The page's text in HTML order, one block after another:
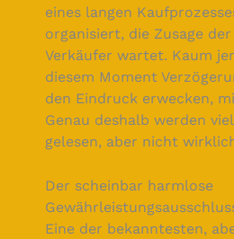
eines langen
organisiert, die Zusage
Verkäufer wartet. Kaum
diesem Moment
den Eindruck erwecken,
Genau deshalb werden
gelesen, aber nicht
Der scheinbar harmlose
Eine der bekanntesten,